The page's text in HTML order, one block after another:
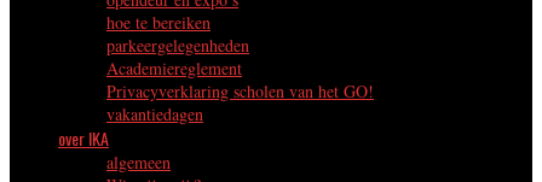
hoe te bereiken
parkeergelegenheden
Academiereglement
Privacyverklaring scholen van het GO!
vakantiedagen
over IKA
algemeen